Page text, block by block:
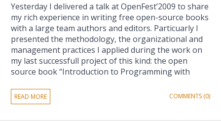
Yesterday I delivered a talk at OpenFest’2009 to share
my rich experience in writing free open-source books
with a large team authors and editors. Particuarly I
presented the methodology, the organizational and
management practices I applied during the work on
my last successfull project of this kind: the open
source book “Introduction to Programming with
READ MORE COMMENTS (0)